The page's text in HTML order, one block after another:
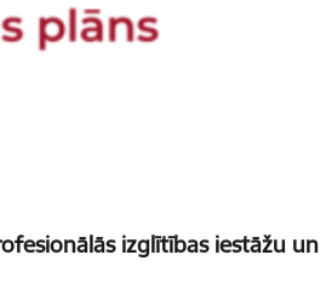
izglītības iestāžu